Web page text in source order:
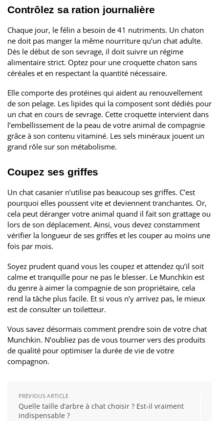
Contrôlez sa ration journalière
Chaque jour, le félin a besoin de 41 nutriments. Un chaton
ne doit pas manger la même nourriture qu’un chat adulte.
Dès le début de son sevrage, il doit suivre un régime
alimentaire strict. Optez pour une croquette chaton sans
céréales et en respectant la quantité nécessaire.
Elle comporte des protéines qui aident au renouvellement
de son pelage. Les lipides qui la composent sont dédiés pour
un chat en cours de sevrage. Cette croquette intervient dans
l’embellissement de la peau de votre animal de compagnie
grâce à son contenu vitaminé. Les sels minéraux jouent un
grand rôle sur son métabolisme.
Coupez ses griffes
Un chat casanier n’utilise pas beaucoup ses griffes. C’est
pourquoi elles poussent vite et deviennent tranchantes. Or,
cela peut déranger votre animal quand il fait son grattage ou
lors de son déplacement. Ainsi, vous devez constamment
vérifier la longueur de ses griffes et les couper au moins une
fois par mois.
Soyez prudent quand vous les coupez et attendez qu’il soit
calme et tranquille pour ne pas le blesser. Le Munchkin est
du genre à aimer la compagnie de son propriétaire, cela
rend la tâche plus facile. Et si vous n’y arrivez pas, le mieux
est de consulter un toiletteur.
Vous savez désormais comment prendre soin de votre chat
Munchkin. N’oubliez pas de vous tourner vers des produits
de qualité pour optimiser la durée de vie de votre
compagnon.
PREVIOUS ARTICLE
Quelle taille d’arbre à chat choisir ? Est-il vraiment
indispensable ?